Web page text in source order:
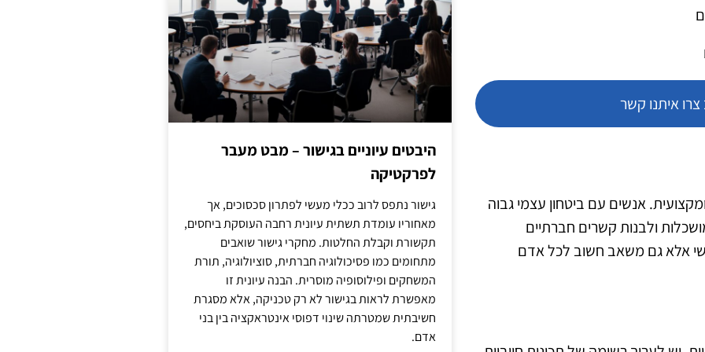
איתנו קשר
אנשים עם ביטחון עצמי גבוה
ולבנות קשרים חברתיים
אלא גם משאב חשוב לכל אדם
היבטים עיוניים בגישור – מבט מעבר
לפרקטיקה
גישור נתפס לרוב ככלי מעשי לפתרון סכסוכים, אך
מאחוריו עומדת תשתית עיונית רחבה העוסקת ביחסים,
תקשורת וקבלת החלטות. מחקרי גישור שואבים
מתחומים כמו פסיכולוגיה חברתית, סוציולוגיה, תורת
המשחקים ופילוסופיה מוסרית. הבנה עיונית זו
מאפשרת לראות בגישור לא רק טכניקה, אלא מסגרת
חשיבתית שמטרתה שינוי דפוסי אינטראקציה בין בני
אדם.